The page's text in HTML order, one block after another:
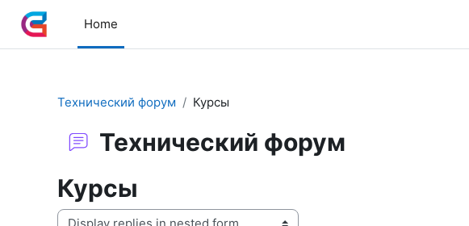
Skip to main content
Home
Технический форум Курсы
Технический форум
Курсы
Display mode